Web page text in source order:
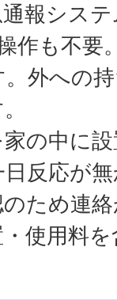
報シス
作も不要
外への
の中に
反応が
ため連
使用料